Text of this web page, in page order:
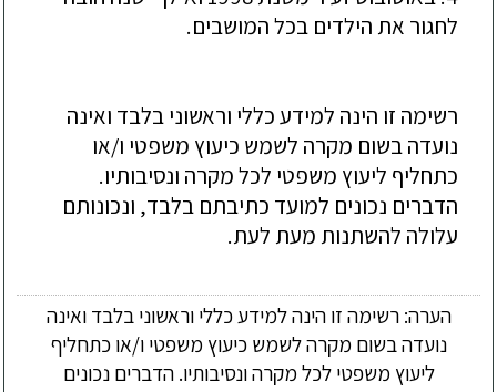
לחגור את הילדים בכל המושבים.
רשימה זו הינה למידע כללי וראשוני בלבד ואינה
נועדה בשום מקרה לשמש כיעוץ משפטי ו/או
כתחליף ליעוץ משפטי לכל מקרה ונסיבותיו.
הדברים נכונים למועד כתיבתם בלבד, ונכונותם
עלולה להשתנות מעת לעת.
הערה: רשימה זו הינה למידע כללי וראשוני בלבד ואינה
נועדה בשום מקרה לשמש כיעוץ משפטי ו/או כתחליף
ליעוץ משפטי לכל מקרה ונסיבותיו. הדברים נכונים